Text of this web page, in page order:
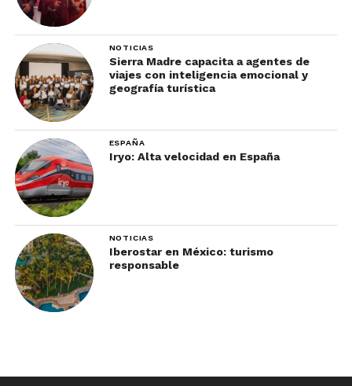
NOTICIAS
Sierra Madre capacita a agentes de
viajes con inteligencia emocional y
geografía turística
ESPAÑA
Iryo: Alta velocidad en España
NOTICIAS
Iberostar en México: turismo
responsable